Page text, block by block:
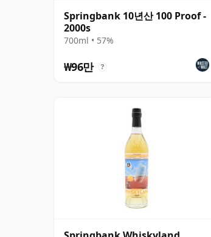
Springbank 10년산 100 Proof -
2000s
700ml • 57%
₩96만 ?